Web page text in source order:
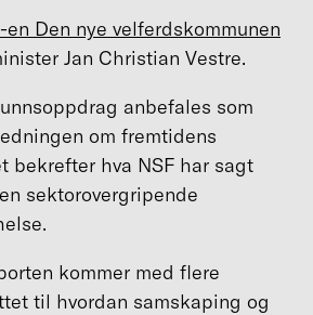
en Den nye velferdskommunen
Jan Christian Vestre.
anbefales som
om fremtidens
bekrefter hva NSF har sagt
sektorovergripende
kommer med flere
til hvordan samskaping og